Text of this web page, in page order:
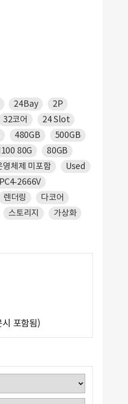
24Bay
2P
32코어
24 Slot
480GB
500GB
80G
80GB
영체제 미포함
Used
PC4-2666V
렌더링
다코어
스토리지 가상화
포함됨)